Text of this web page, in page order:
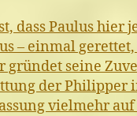
dass Paulus hier
– einmal
gründet seine
der Philipper
vielmehr auf